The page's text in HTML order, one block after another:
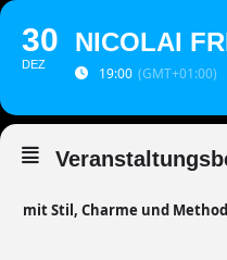
30
DEZ
NICOLAI
19:00 (GMT+01:00)
mit Stil, Charme und